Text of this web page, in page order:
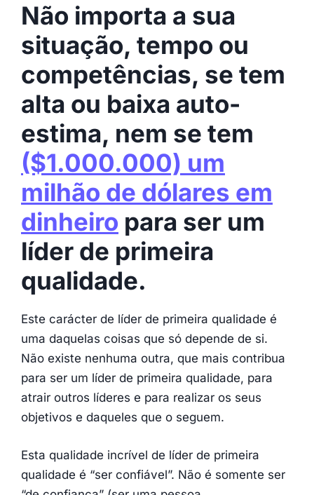
Não importa a sua
situação, tempo ou
competências, se tem
alta ou baixa auto-
estima, nem se tem
($1.000.000) um
milhão de dólares em
dinheiro para ser um
líder de primeira
qualidade.
Este carácter de líder de primeira qualidade é
uma daquelas coisas que só depende de si.
Não existe nenhuma outra, que mais contribua
para ser um líder de primeira qualidade, para
atrair outros líderes e para realizar os seus
objetivos e daqueles que o seguem.
Esta qualidade incrível de líder de primeira
qualidade é “ser confiável”. Não é somente ser